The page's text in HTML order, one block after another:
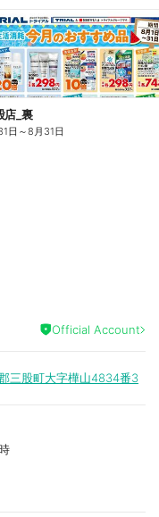
店_裏
日 ～8月31日
Official Account
三股町大字樺山4834番3